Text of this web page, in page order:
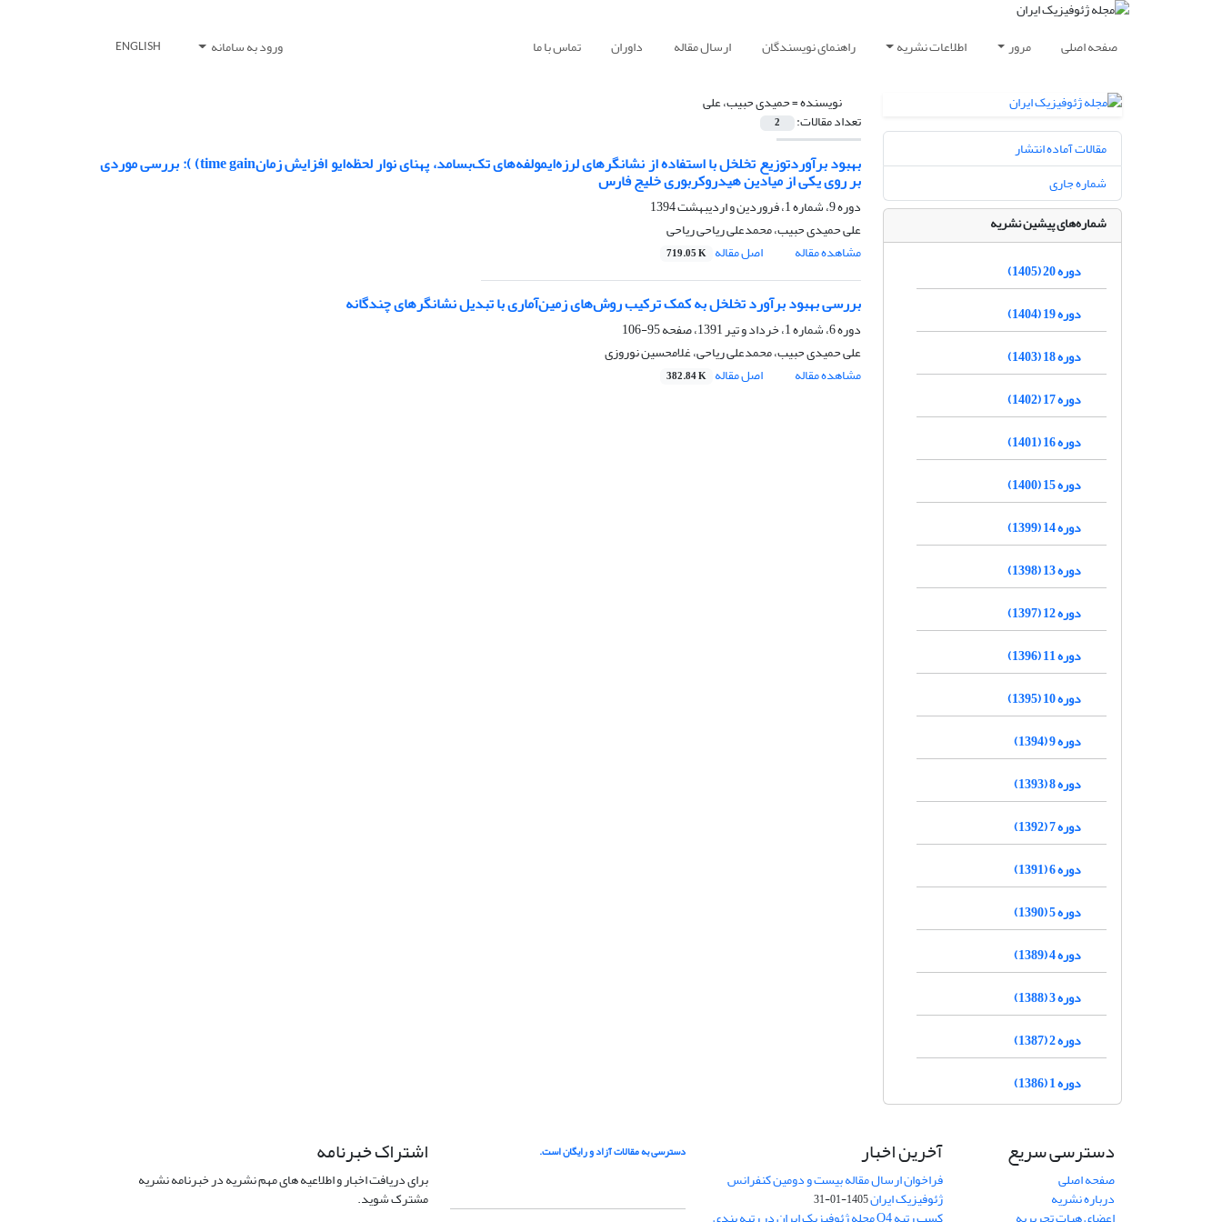
صفحه اصلی مرور اطلاعات نشریه راهنمای نویسندگان ارسال مقاله داوران تماس با ما ورود به سامانه ENGLISH
نویسنده =حمیدی حبیب، علی
تعداد مقالات: 2
بهبود برآوردتوزیع تخلخل با استفاده از نشانگرهای لرزه‌ایمولفه‌های تک‌‌بسامد،‌ پهنای نوار لحظه‌ایو افزایش زمانtime gain) ): بررسی موردی
بر روی یکی از میادین هیدروکربوری خلیج فارس
دوره 9، شماره 1، فروردین و اردیبهشت 1394
علی حمیدی حبیب، محمدعلی ریاحی ریاحی
مشاهده مقاله
اصل مقاله 719.05 K
بررسی بهبود برآورد تخلخل به کمک ترکیب روش‌‌های زمین‌‌آماری با تبدیل نشانگر‌‌های چندگانه
دوره 6، شماره 1، خرداد و تیر 1391، صفحه
95-106
علی حمیدی حبیب، محمدعلی ریاحی، غلامحسین نوروزی
مشاهده مقاله
اصل مقاله 382.84 K
مقالات آماده انتشار
شماره جاری
شماره‌های پیشین نشریه
دوره 20 (1405)
دوره 19 (1404)
دوره 18 (1403)
دوره 17 (1402)
دوره 16 (1401)
دوره 15 (1400)
دوره 14 (1399)
دوره 13 (1398)
دوره 12 (1397)
دوره 11 (1396)
دوره 10 (1395)
دوره 9 (1394)
دوره 8 (1393)
دوره 7 (1392)
دوره 6 (1391)
دوره 5 (1390)
دوره 4 (1389)
دوره 3 (1388)
دوره 2 (1387)
دوره 1 (1386)
دسترسی سریع
صفحه اصلی
درباره نشریه
آخرین اخبار
فراخوان ارسال مقاله بیست و دومین کنفرانس
ژئوفیزیک ایران1405-01-31
دسترسی به مقالات آزاد و رایگان است. اشتراک خبرنامه
برای دریافت اخبار و اطلاعیه های مهم نشریه در خبرنامه نشریه
مشترک شوید.